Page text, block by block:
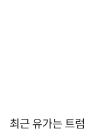
최근 유가는 트